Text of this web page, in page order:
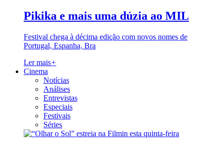
Pikika e mais uma dúzia ao MIL
Festival chega à décima edição com novos nomes de
Portugal, Espanha, Bra
Ler mais+
Cinema
Notícias
Análises
Entrevistas
Especiais
Festivais
Séries